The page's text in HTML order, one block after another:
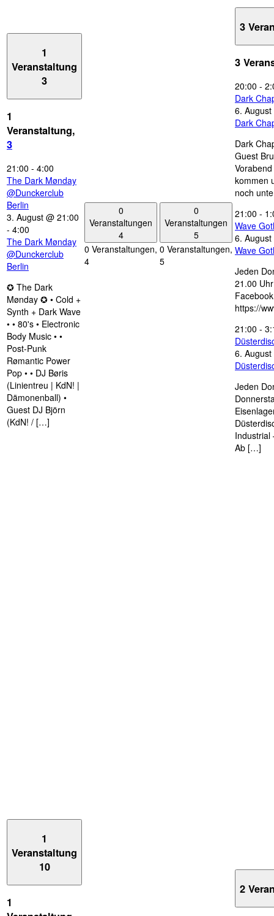
1
Veranstaltung
3
1
Veranstaltung,
3
21:00 - 4:00
The Dark Mønday
@Dunckerclub
Berlin
3. August @ 21:00
- 4:00
The Dark Mønday
@Dunckerclub
Berlin
✪ The Dark
Mønday ✪ • Cold +
Synth + Dark Wave
• • 80's • Electronic
Body Music • •
Post-Punk
Rømantic Power
Pop • • DJ Børis
(Linientreu | KdN! |
Dämonenball) •
Guest DJ Björn
(KdN! / […]
0
Veranstaltungen
4
0 Veranstaltungen,
4
0
Veranstaltungen
5
0 Veranstaltungen,
5
3
3
20:00 -
Dark
6.
Dark
Dark
Guest
kommen
noch
21:00 -
Wave
6.
Wave
Jeden
21.00
https://
21:00 -
6.
Jeden
Industrial
Ab […]
1
Veranstaltung
10
1
2